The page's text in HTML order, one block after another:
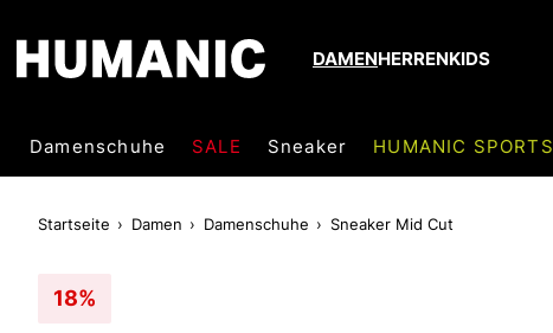
DAMENHERRENKIDS
Damenschuhe SALE Sneaker HUMANIC SPORTS
Startseite Damen Damenschuhe Sneaker Mid Cut
18%